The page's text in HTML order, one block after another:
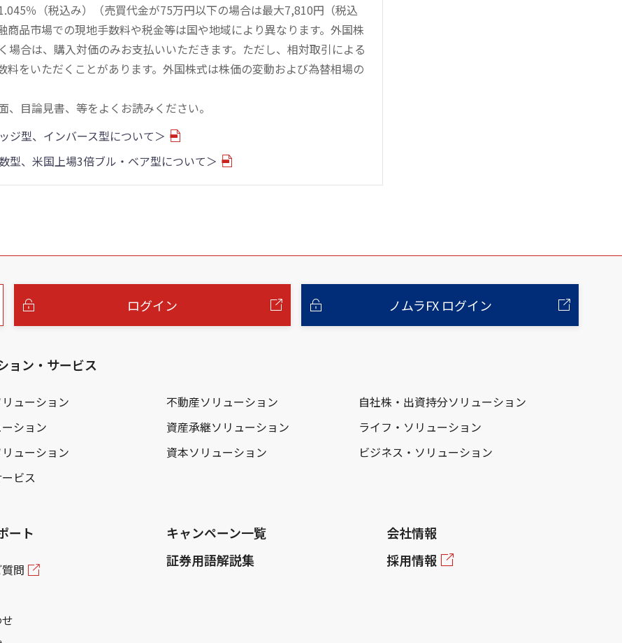
％（税込み）（売買代金が75万円以下の場合は最大7,810円（税込
品市場での現地手数料や税金等は国や地域により異なります。外国株
合は、購入対価のみお支払いいただきます。ただし、相対取引による
をいただくことがあります。外国株式は株価の変動および為替相場の
目論見書、等をよくお読みください。
ジ型、インバース型について＞
型、米国上場3倍ブル・ベア型について＞
ログイン ノムラFX ログイン
ョン・サービス
ューション 不動産ソリューション
自社株・出資持分ソリューション
ション
資産承継ソリューション
ライフ・ソリューション
ューション
資本ソリューション
ビジネス・ソリューション
ビス
ート
問
キャンペーン一覧
証券用語解説集
会社情報
採用情報